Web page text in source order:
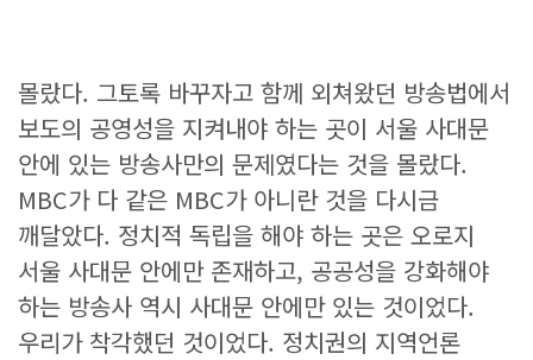
몰랐다. 그토록 바꾸자고 함께 외쳐왔던 방송법에서
보도의 공영성을 지켜내야 하는 곳이 서울 사대문
안에 있는 방송사만의 문제였다는 것을 몰랐다.
MBC가 다 같은 MBC가 아니란 것을 다시금
깨달았다. 정치적 독립을 해야 하는 곳은 오로지
서울 사대문 안에만 존재하고, 공공성을 강화해야
하는 방송사 역시 사대문 안에만 있는 것이었다.
우리가 착각했던 것이었다. 정치권의 지역언론